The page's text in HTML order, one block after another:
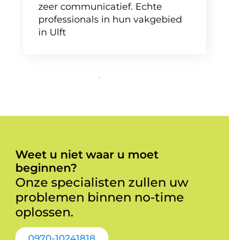
zeer communicatief. Echte
professionals in hun vakgebied
in Ulft
Weet u niet waar u moet
beginnen?
Onze specialisten zullen uw
problemen binnen no-time
oplossen.